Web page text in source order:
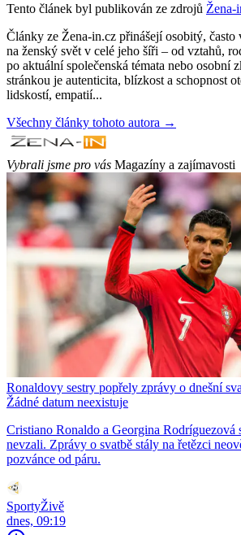
Tento článek byl publikován ze zdrojů Žena-
Články ze Žena-in.cz přinášejí osobitý, často
na ženský svět v celé jeho šíři – od vztahů,
po aktuální společenská témata nebo osobní
stránkou je autenticita, blízkost a schopnost
lidskostí, empatií...
Všechny články tohoto autora →
Vybrali jsme pro vás Magazíny a zajímavosti
Ronaldovy sestry popřely zprávy o dnešní
Žádné datum neexistuje
Cristiano Ronaldo a Georgina Rodríguezová
nevzali. Zprávy o svatbě stály na řetězci
pozvánce od páru.
SportyŽivě
dnes, 09:19